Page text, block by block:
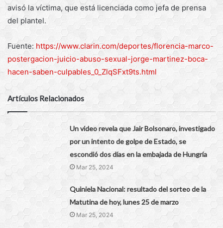
avisó la víctima, que está licenciada como jefa de prensa
del plantel.
Fuente: https://www.clarin.com/deportes/florencia-marco-
postergacion-juicio-abuso-sexual-jorge-martinez-boca-
hacen-saben-culpables_0_ZlqSFxt9ts.html
Artículos Relacionados
Un video revela que Jair Bolsonaro, investigado
por un intento de golpe de Estado, se
escondió dos días en la embajada de Hungría
Mar 25, 2024
Quiniela Nacional: resultado del sorteo de la
Matutina de hoy, lunes 25 de marzo
Mar 25, 2024